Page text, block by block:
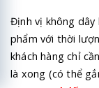
Định vị không dây
phẩm với thời
khách hàng chỉ
là xong (có thể